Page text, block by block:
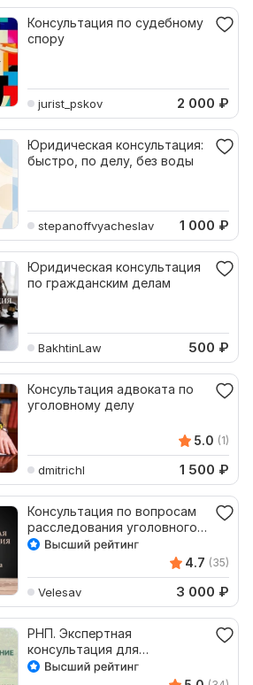
Консультация по судебному
спору
jurist_pskov 2 000 ₽
Юридическая консультация:
быстро, по делу, без воды
stepanoffvyacheslav 1 000 ₽
Юридическая консультация
по гражданским делам
BakhtinLaw 500 ₽
Консультация адвоката по
уголовному делу
5.0 (1)
dmitrichl 1 500 ₽
Консультация по вопросам
расследования уголовного
дела
4.7 (35)
Velesav 3 000 ₽
РНП. Экспертная
консультация для
поставщиков по 44-ФЗ, 223-